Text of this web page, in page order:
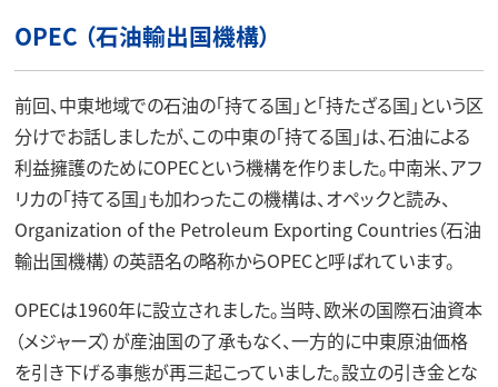
OPEC （石油輸出国機構）
前回、中東地域での石油の「持てる国」と「持たざる国」という区
分けでお話しましたが、この中東の「持てる国」は、石油による
利益擁護のためにOPECという機構を作りました。中南米、アフ
リカの「持てる国」も加わったこの機構は、オペックと読み、
Organization of the Petroleum Exporting Countries（石油
輸出国機構）の英語名の略称からOPECと呼ばれています。
OPECは1960年に設立されました。当時、欧米の国際石油資本
（メジャーズ）が産油国の了承もなく、一方的に中東原油価格
を引き下げる事態が再三起こっていました。設立の引き金とな